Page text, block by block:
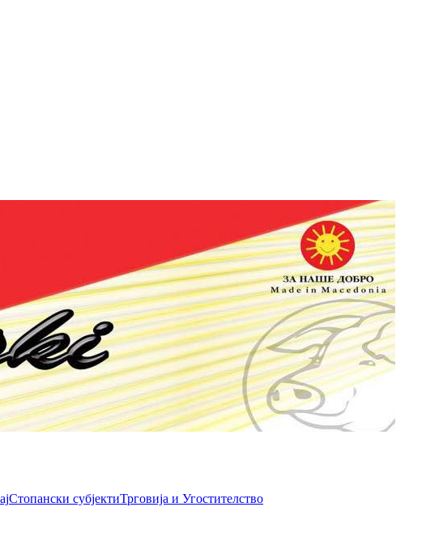
Стопански субјектиТрговија и Угостителство